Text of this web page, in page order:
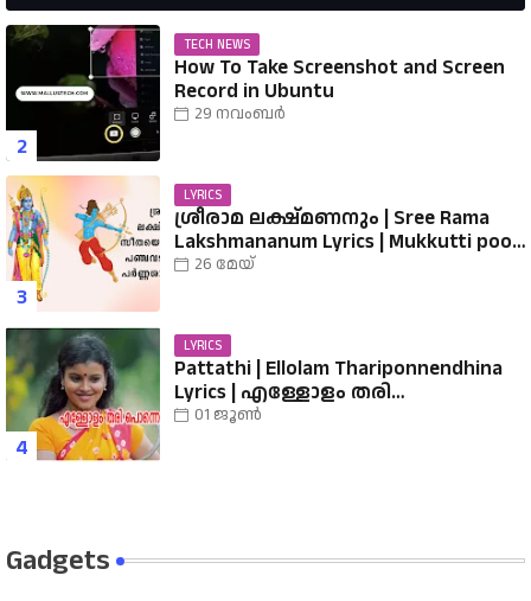
TECH NEWS
How To Take Screenshot and Screen
Record in Ubuntu
29 നവംബർ
LYRICS
ശ്രീരാമ ലക്ഷ്മണനും | Sree Rama
Lakshmananum Lyrics | Mukkutti poo
Album | Sreerama Song Malayalam |
26 മേയ്
LYRICS
Pattathi | Ellolam Thariponnendhina
Lyrics | എള്ളോളം തരി
പൊന്നെന്തിനാ...... വരികൾ
01 ജൂൺ
Gadgets